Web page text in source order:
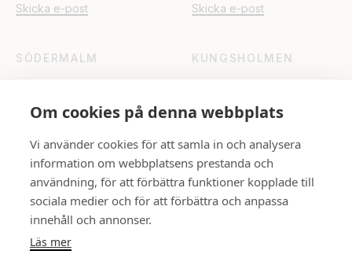
Om cookies på denna webbplats
Vi använder cookies för att samla in och analysera
information om webbplatsens prestanda och
användning, för att förbättra funktioner kopplade till
sociala medier och för att förbättra och anpassa
innehåll och annonser.
Läs mer
Skicka e-post
Skicka e-post
SÖDERMALM
KUNGSHOLMEN
Skicka e-post
UPPSALA
Rådhuset
Skicka e-post
FÖLJ OSS